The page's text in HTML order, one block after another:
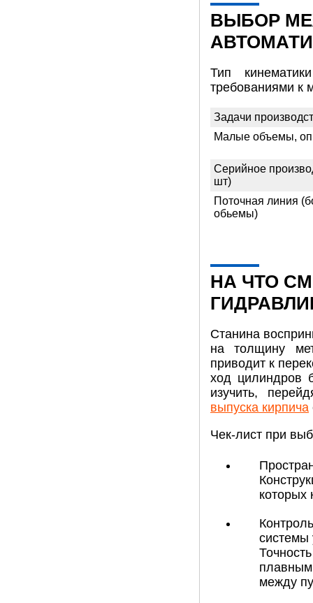
ВЫБОР
Тип
требованиями к
Задачи
Малые объемы,
Серийное
шт)
Поточная линия
обьемы)
НА ЧТО
Станина
на толщину
приводит к
ход цилиндров
изучить,
выпуска кирпича
Чек-лист при
которых
системы
плавным
между